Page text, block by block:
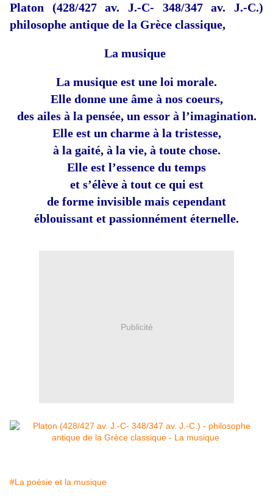
Platon (428/427 av. J.-C- 348/347 av. J.-C.)
philosophe antique de la Grèce classique,
La musique
La musique est une loi morale.
Elle donne une âme à nos coeurs,
des ailes à la pensée, un essor à l’imagination.
Elle est un charme à la tristesse,
à la gaité, à la vie, à toute chose.
Elle est l’essence du temps
et s’élève à tout ce qui est
de forme invisible mais cependant
éblouissant et passionnément éternelle.
Publicité
#La poésie et la musique